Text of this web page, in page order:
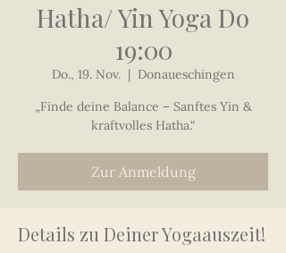
Hatha/ Yin Yoga Do
19:00
Do., 19. Nov.
  |
Donaueschingen
„Finde deine Balance – Sanftes Yin &
kraftvolles Hatha.“
Zur Anmeldung
Details zu Deiner Yogaauszeit!